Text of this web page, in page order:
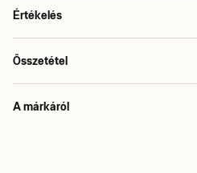
Értékelés
Összetétel
A márkáról